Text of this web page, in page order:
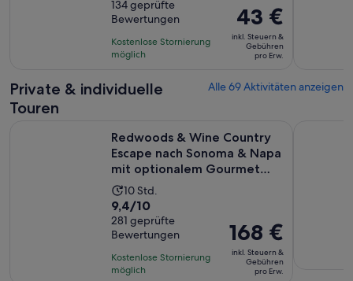
dauert
23
Stunden
und
Minuten
von
10,
basierend
auf
Bewertungen.
134 geprüfte
Bewertungen
Kostenlose Stornierung
möglich
Der
Preis
beträgt
43 €
Erw.
43 €
inkl. Steuern &
Gebühren
pro Erw.
Private & individuelle
Touren
Alle 69 Aktivitäten anzeigen
Redwoods & Wine Country
Escape nach Sonoma & Napa
mit optionalem Gourmet
Lu...Die
Aktivität
dauert
10
Stunden
10 Std.
9.4
von
10,
basierend
auf
9,4/10
281 geprüfte
Bewertungen
Kostenlose Stornierung
möglich
Der
Preis
beträgt
168 €
168 €
inkl. Steuern &
Gebühren
pro Erw.